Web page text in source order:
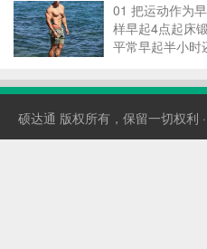
01 把运动作为
样早起4点起床
平常早起半小时
是比较理想的场
硕达通 版权所有，保留一切权利